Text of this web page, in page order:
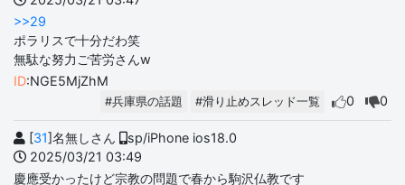
>>29
ポラリスで十分だわ笑
無駄な努力ご苦労さんw
ID:NGE5MjZhM
#兵庫県の話題 #滑り止めスレッド一覧 0 0
[31]名無しさん
sp/iPhone ios18.0
2025/03/21 03:49
慶應受かったけど宗教の問題で春から駒沢仏教です